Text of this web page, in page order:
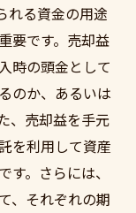
れる資金の用途
要です。売却益
時の頭金として
のか、あるいは
、売却益を手元
を利用して資産
。さらには、
、それぞれの期